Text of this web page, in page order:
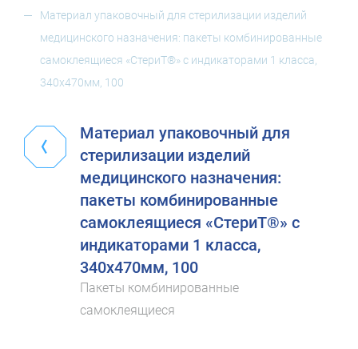
Материал упаковочный для стерилизации изделий
медицинского назначения: пакеты комбинированные
самоклеящиеся «СтериТ®» с индикаторами 1 класса,
340х470мм, 100
Материал упаковочный для
стерилизации изделий
медицинского назначения:
пакеты комбинированные
самоклеящиеся «СтериТ®» с
индикаторами 1 класса,
340х470мм, 100
Пакеты комбинированные
самоклеящиеся